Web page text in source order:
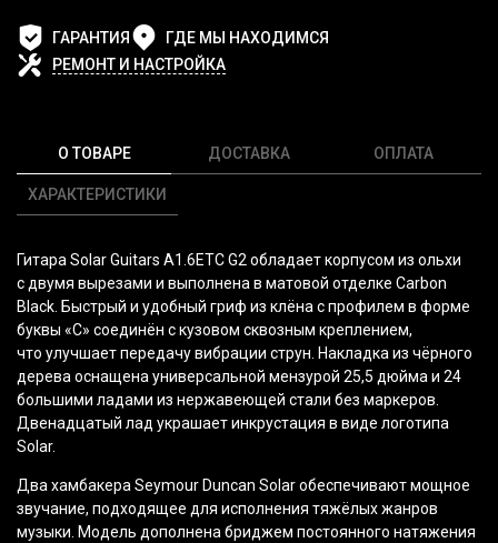
ГАРАНТИЯ
ГДЕ МЫ НАХОДИМСЯ
РЕМОНТ И НАСТРОЙКА
О ТОВАРЕ
ХАРАКТЕРИСТИКИ
ДОСТАВКА ОПЛАТА
Гитара Solar Guitars A1.6ETC G2 обладает корпусом из ольхи
с двумя вырезами и выполнена в матовой отделке Carbon
Black. Быстрый и удобный гриф из клёна с профилем в форме
буквы «С» соединён с кузовом сквозным креплением,
что улучшает передачу вибрации струн. Накладка из чёрного
дерева оснащена универсальной мензурой 25,5 дюйма и 24
большими ладами из нержавеющей стали без маркеров.
Двенадцатый лад украшает инкрустация в виде логотипа
Solar.
Два хамбакера Seymour Duncan Solar обеспечивают мощное
звучание, подходящее для исполнения тяжёлых жанров
музыки. Модель дополнена бриджем постоянного натяжения